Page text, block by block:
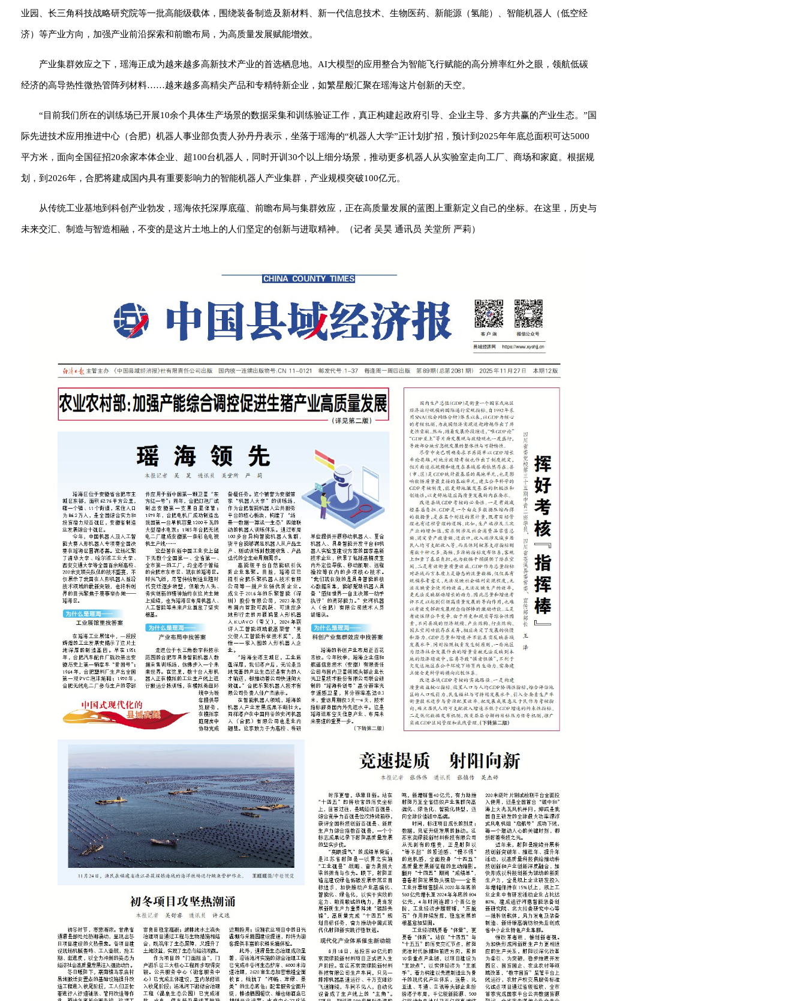
业园、长三角科技战略研究院等一批高能级载体，围绕装备制造及新材料、新一代信息技术、生物医药、新能源（氢能）、智能机器人（低空经
济）等产业方向，加强产业前沿探索和前瞻布局，为高质量发展赋能增效。
产业集群效应之下，瑶海正成为越来越多高新技术产业的首选栖息地。AI大模型的应用整合为智能飞行赋能的高分辨率红外之眼，领航低碳
经济的高导热性微热管阵列材料……越来越多高精尖产品和专精特新企业，如繁星般汇聚在瑶海这片创新的天空。
“目前我们所在的训练场已开展10余个具体生产场景的数据采集和训练验证工作，真正构建起政府引导、企业主导、多方共赢的产业生态。”国
际先进技术应用推进中心（合肥）机器人事业部负责人孙丹丹表示，坐落于瑶海的“机器人大学”正计划扩招，预计到2025年年底总面积可达5000
平方米，面向全国征招20余家本体企业、超100台机器人，同时开训30个以上细分场景，推动更多机器人从实验室走向工厂、商场和家庭。根据规
划，到2026年，合肥将建成国内具有重要影响力的智能机器人产业集群，产业规模突破100亿元。
从传统工业基地到科创产业勃发，瑶海依托深厚底蕴、前瞻布局与集群效应，正在高质量发展的蓝图上重新定义自己的坐标。在这里，历史与
未来交汇、制造与智造相融，不变的是这片土地上的人们坚定的创新与进取精神。（记者 吴昊 通讯员 关堂所 严莉）